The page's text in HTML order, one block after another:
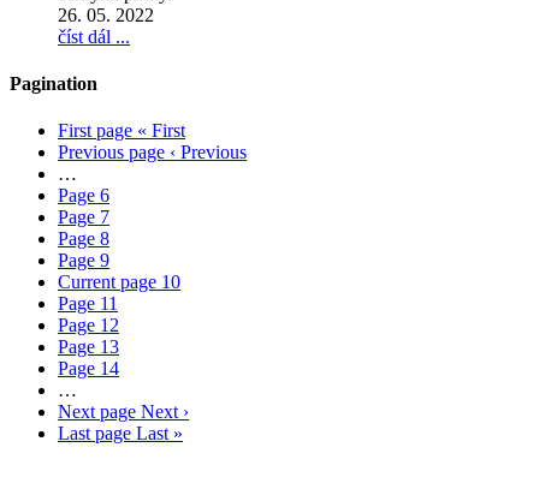
26. 05. 2022
číst dál ...
Pagination
First page « First
Previous page ‹ Previous
…
Page 6
Page 7
Page 8
Page 9
Current page 10
Page 11
Page 12
Page 13
Page 14
…
Next page Next ›
Last page Last »